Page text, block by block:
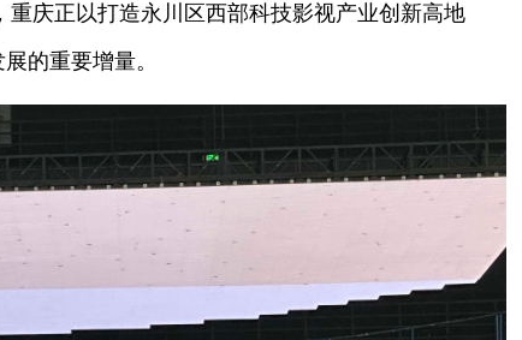
庆正以打造永川区西部科技影视产业创新高地
的重要增量。